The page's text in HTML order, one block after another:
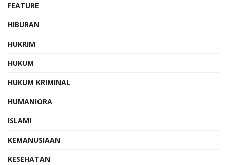
FEATURE
HIBURAN
HUKRIM
HUKUM
HUKUM KRIMINAL
HUMANIORA
ISLAMI
KEMANUSIAAN
KESEHATAN